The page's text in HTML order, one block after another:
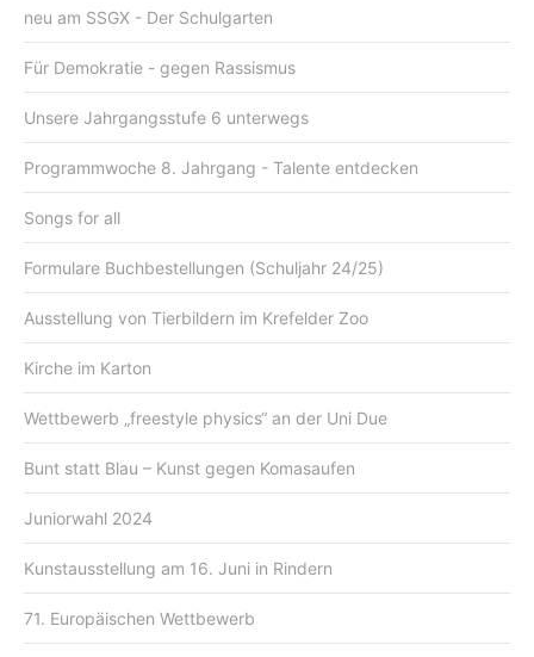
neu am SSGX - Der Schulgarten
Für Demokratie - gegen Rassismus
Unsere Jahrgangsstufe 6 unterwegs
Programmwoche 8. Jahrgang - Talente entdecken
Songs for all
Formulare Buchbestellungen (Schuljahr 24/25)
Ausstellung von Tierbildern im Krefelder Zoo
Kirche im Karton
Wettbewerb „freestyle physics“ an der Uni Due
Bunt statt Blau – Kunst gegen Komasaufen
Juniorwahl 2024
Kunstausstellung am 16. Juni in Rindern
71. Europäischen Wettbewerb